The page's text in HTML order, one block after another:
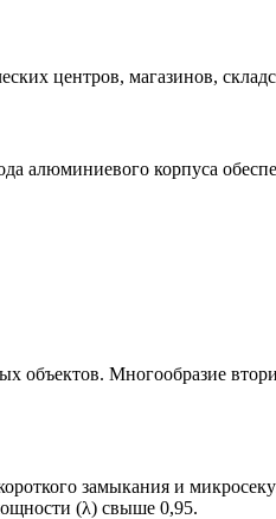
центров, магазинов,
алюминиевого корпуса
объектов. Многообразие
замыкания и
(λ) свыше 0,95.